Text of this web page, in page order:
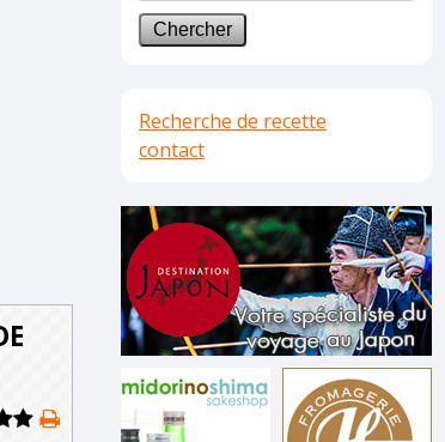
Recherche de recette
contact